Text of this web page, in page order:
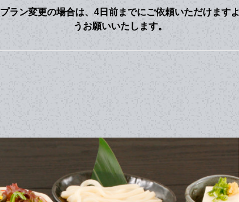
プラン変更の場合は、4日前までにご依頼いただけますよ
うお願いいたします。